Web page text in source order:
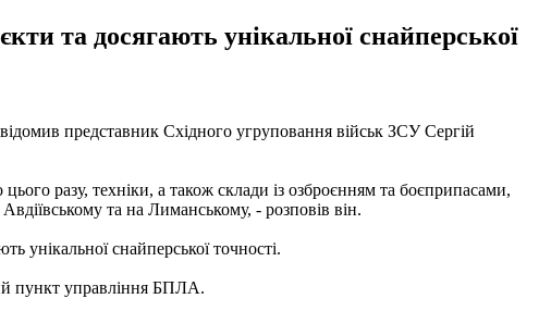
та досягають унікальної снайперської
представник Східного угруповання військ ЗСУ Сергій
разу, техніки, а також склади із озброєнням та боєприпасами,
та на Лиманському, - розповів він.
унікальної снайперської точності.
пункт управління БПЛА.